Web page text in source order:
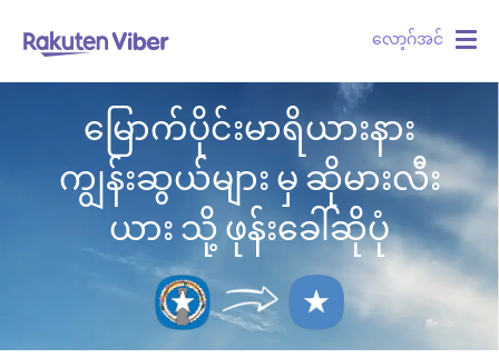
လော့ဂ်အင်
မြောက်ပိုင်းမာရိယားနား
ကျွန်းဆွယ်များ မှ ဆိုမားလီး
ယား သို့ ဖုန်းခေါ်ဆိုပုံ